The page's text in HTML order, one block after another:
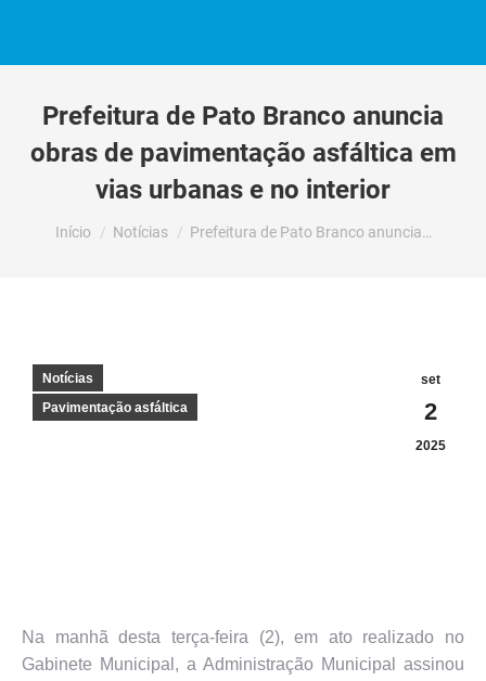
Prefeitura de Pato Branco anuncia
obras de pavimentação asfáltica em
vias urbanas e no interior
Você está aqui:
Início Notícias Prefeitura de Pato Branco anuncia…
set
2
2025
Notícias
Pavimentação asfáltica
Na manhã desta terça-feira (2), em ato realizado no
Gabinete Municipal, a Administração Municipal assinou